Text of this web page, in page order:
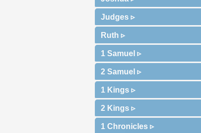
Judges ▹
Ruth ▹
1 Samuel ▹
2 Samuel ▹
1 Kings ▹
2 Kings ▹
1 Chronicles ▹